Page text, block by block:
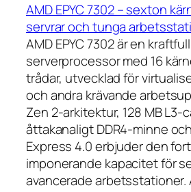
AMD EPYC 7302 – sexton
servrar och tunga
AMD EPYC 7302 är en kraftfull
serverprocessor med 16
trådar, utvecklad för
och andra krävande
Zen 2-arkitektur, 128 MB L3-
åttakanaligt DDR4-minne
Express 4.0 erbjuder den
imponerande kapacitet för
avancerade arbetsstationer.